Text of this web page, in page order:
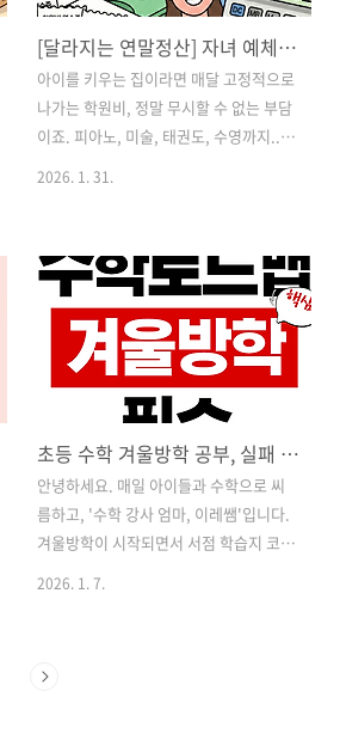
학습 선택 기준 4가지첫째, 매일 공부할
수 있는 일일학습 구조가 있는지 봐야 합
니다.초등학생은 스스로 계획을 세우고
꾸준히 지키는 일이 아직 어렵기 때문에,
학교 진도에 맞춰 매일 학습할 수 있는 구
[달라지는 연말정산] 자녀 예체능 학원비도 15% 세액공제 받는다 공제받는 꿀팁 대방출
아이를 키우는 집이라면 매달 고정적으로
나가는 학원비, 정말 무시할 수 없는 부담
이죠. 피아노, 미술, 태권도, 수영까지...
술, 수영 다 하고 있거든요. 이게 만만치
않은 금액이라 가끔은 마음이 찢어집니
다. 그렇다고 하지 말라 할 수 도 없구
요.2026년부터는 이 예체능 학원비도 연
말정산에서 '세액공제'를 받을 수 있게 됩
니다.기존에는 미취학 아동만 가능했던
혜택이 확대되는 것인데요. 단순히 소득
을 줄여주는 것이 아니라 세금을 직접 깎
아주는 '세액공제'라는 점이 핵심입니다.
달라지는 점과 꼭 챙겨야 할 주의사항을
알기 쉽게 정리해 드립니다. 1. 무엇이 달
2026. 1. 31.
초등 수학 겨울방학 공부, 실패 없는 학년별/수준별 추천 리스트
안녕하세요. 매일 아이들과 수학으로 씨
름하고, '수학 강사 엄마, 이레쌤'입니다.
겨울방학이 시작되면서 서점 학습지 코너
대체 뭘 골라야 하지?""옆집 아이는 최상
2026. 1. 7.